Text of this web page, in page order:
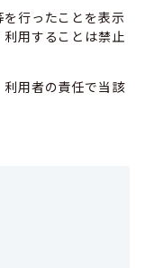
行ったことを表示
用することは禁止
用者の責任で当該